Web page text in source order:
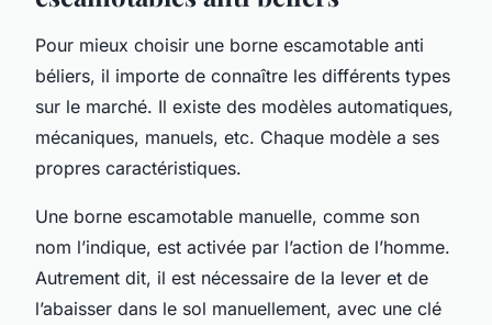
Pour mieux choisir une borne escamotable anti
béliers, il importe de connaître les différents types
sur le marché. Il existe des modèles automatiques,
mécaniques, manuels, etc. Chaque modèle a ses
propres caractéristiques.
Une borne escamotable manuelle, comme son
nom l’indique, est activée par l’action de l’homme.
Autrement dit, il est nécessaire de la lever et de
l’abaisser dans le sol manuellement, avec une clé